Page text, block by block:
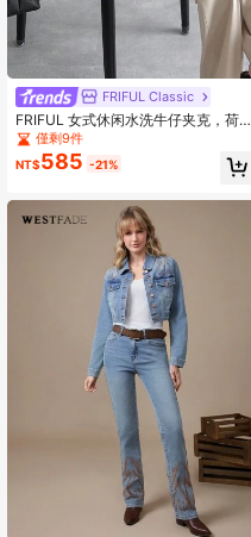
FRIFUL Classic
FRIFUL 女式休闲水洗牛仔夹克，荷叶
边喇叭袖，系带腰带
僅剩9件
NT$585 -21%